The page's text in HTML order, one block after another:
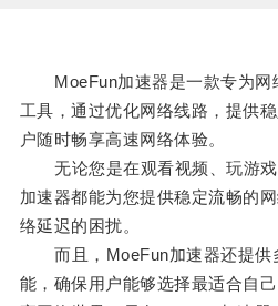
MoeFun加速器是一款专为网
工具，通过优化网络线路，提供
户随时畅享高速网络体验。
无论您是在观看视频、玩游戏
加速器都能为您提供稳定流畅的
络延迟的困扰。
而且，MoeFun加速器还提供
能，确保用户能够选择最适合自